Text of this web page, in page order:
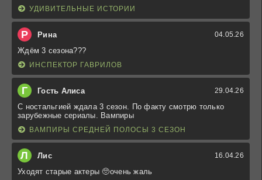
УДИВИТЕЛЬНЫЕ ИСТОРИИ
Р Рина 04.05.26
Ждём 3 сезона???
ИНСПЕКТОР ГАВРИЛОВ
Г Гость Алиса 29.04.26
С ностальгией ждала 3 сезон. По факту смотрю только
зарубежные сериалы. Вампиры
ВАМПИРЫ СРЕДНЕЙ ПОЛОСЫ 3 СЕЗОН
Л Лис 16.04.26
Уходят старые актеры 🥺очень жаль